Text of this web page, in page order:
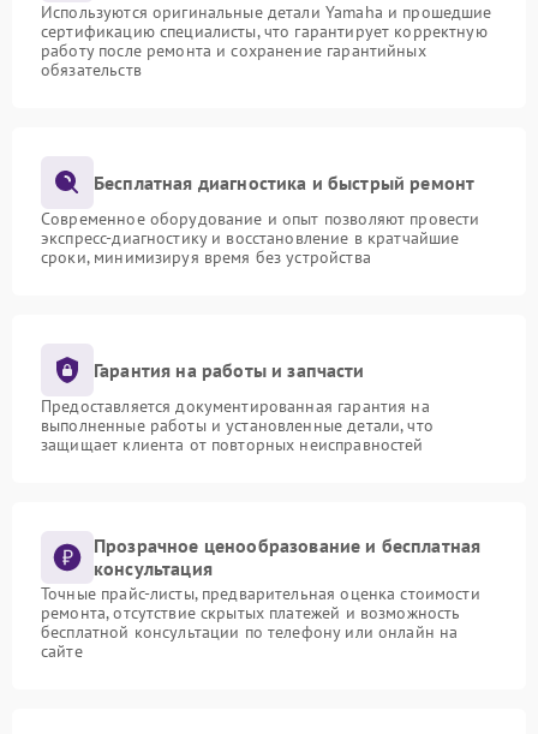
Используются оригинальные детали Yamaha и прошедшие
сертификацию специалисты, что гарантирует корректную
работу после ремонта и сохранение гарантийных
обязательств
Бесплатная диагностика и быстрый ремонт
Современное оборудование и опыт позволяют провести
экспресс-диагностику и восстановление в кратчайшие
сроки, минимизируя время без устройства
Гарантия на работы и запчасти
Предоставляется документированная гарантия на
выполненные работы и установленные детали, что
защищает клиента от повторных неисправностей
Прозрачное ценообразование и бесплатная
консультация
Точные прайс-листы, предварительная оценка стоимости
ремонта, отсутствие скрытых платежей и возможность
бесплатной консультации по телефону или онлайн на
сайте